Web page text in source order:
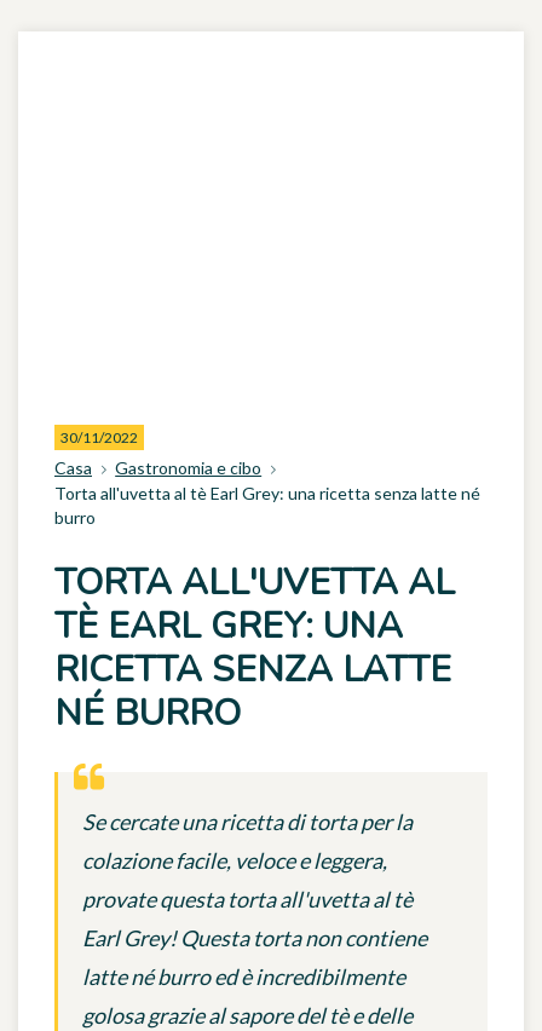
30/11/2022
Casa
Gastronomia e cibo
Torta all'uvetta al tè Earl Grey: una ricetta senza latte né
burro
TORTA ALL'UVETTA AL
TÈ EARL GREY: UNA
RICETTA SENZA LATTE
NÉ BURRO
Se cercate una ricetta di torta per la
colazione facile, veloce e leggera,
provate questa torta all'uvetta al tè
Earl Grey! Questa torta non contiene
latte né burro ed è incredibilmente
golosa grazie al sapore del tè e delle